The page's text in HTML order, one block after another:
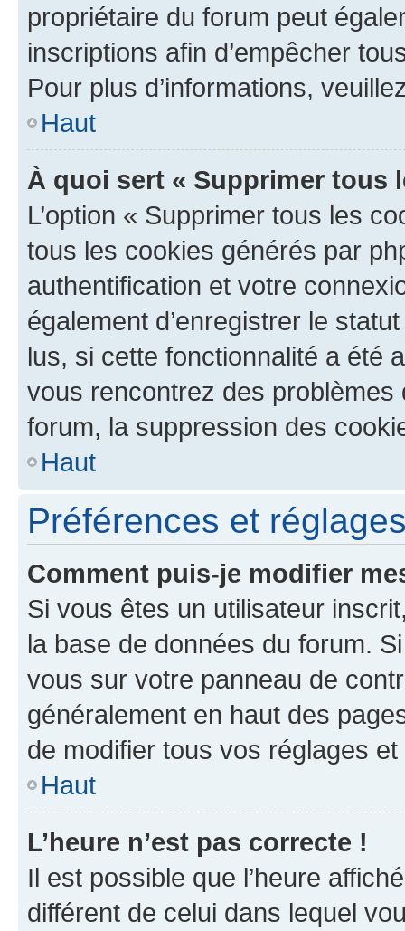
propriétaire du forum peut
inscriptions afin d’empêcher
Pour plus d’informations,
Haut
À quoi sert « Supprimer tous
L’option « Supprimer tous les
tous les cookies générés par
authentification et votre
également d’enregistrer le
lus, si cette fonctionnalité a été
vous rencontrez des
forum, la suppression des
Haut
Préférences et
Comment puis-je modifier
Si vous êtes un utilisateur
la base de données du forum.
vous sur votre panneau de
généralement en haut des
de modifier tous vos réglages
Haut
L’heure n’est pas correcte !
Il est possible que l’heure
différent de celui dans lequel